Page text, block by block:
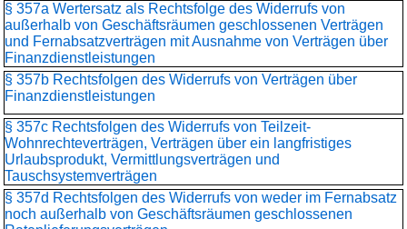
§ 357a Wertersatz als Rechtsfolge des Widerrufs von
außerhalb von Geschäftsräumen geschlossenen Verträgen
und Fernabsatzverträgen mit Ausnahme von Verträgen über
Finanzdienstleistungen
§ 357b Rechtsfolgen des Widerrufs von Verträgen über
Finanzdienstleistungen
§ 357c Rechtsfolgen des Widerrufs von Teilzeit-
Wohnrechteverträgen, Verträgen über ein langfristiges
Urlaubsprodukt, Vermittlungsverträgen und
Tauschsystemverträgen
§ 357d Rechtsfolgen des Widerrufs von weder im Fernabsatz
noch außerhalb von Geschäftsräumen geschlossenen